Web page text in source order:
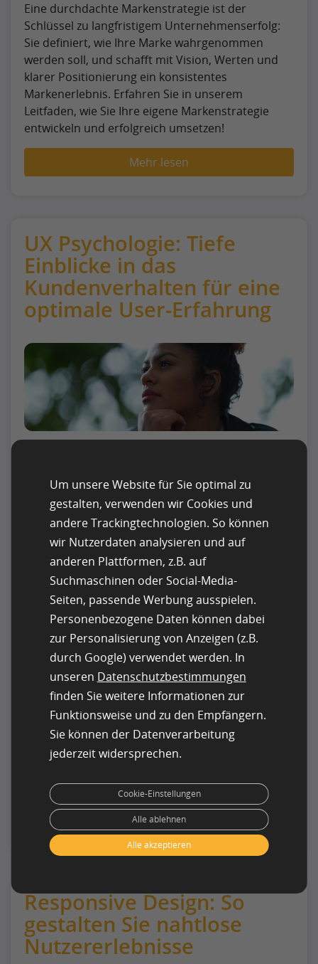
Eine durchdachte Markenstrategie ist der
Schlüssel zu langfristigem Unternehmenserfolg:
Sie definiert, wie Ihre Marke wahrgenommen
werden soll, und schafft mit Vision, Werten und
klarer Positionierung ein konsistentes
Markenerlebnis. Erfahren Sie in unserem
Leitfaden, wie Sie Ihre eigene Markenstrategie
entwickeln und erfolgreich umsetzen!
Mehr lesen
UX Psychologie: Tiefe
Einblicke in das
Kundenverhalten für eine
optimale User-Erfahrung
Benutzerverhalten beeinflussen.UX Psychologie
kombiniert Prinzipien der menschlichen
Psychologie mit dem User Experience Design und
schafft dadurch intuitive digitale Umgebungen.
Dieser Artikel erklärt, wie man UX Psychologie zur
Verbesserung der Entscheidungsprozesse nutzt
und in das UX-Konzept integriert. Hier geht es
unter anderem um die Kognitive
Belastungstheorie, um Feedback-Schleifen und
soziale Beweise.
Designer erhalten in diesem Artikel wertvolle
psychologische Einblicke, um
Benutzerinteraktionen zu optimieren und
Schnittstellen nicht nur benutzerfreundlich,
sondern auch ansprechend zu gestalten. Dadurch
User weitgehend entgegen.
Mehr lesen
Responsive Design: So
gestalten Sie nahtlose
Nutzererlebnisse
Um unsere Website für Sie optimal zu
gestalten, verwenden wir Cookies und
andere Trackingtechnologien. So können
wir Nutzerdaten analysieren und auf
anderen Plattformen, z.B. auf
Suchmaschinen oder Social-Media-
Seiten, passende Werbung ausspielen.
Personenbezogene Daten können dabei
zur Personalisierung von Anzeigen (z.B.
durch Google) verwendet werden. In
unseren Datenschutzbestimmungen
finden Sie weitere Informationen zur
Funktionsweise und zu den Empfängern.
Sie können der Datenverarbeitung
jederzeit widersprechen.
Alle akzeptieren
Alle ablehnen
Cookie-Einstellungen